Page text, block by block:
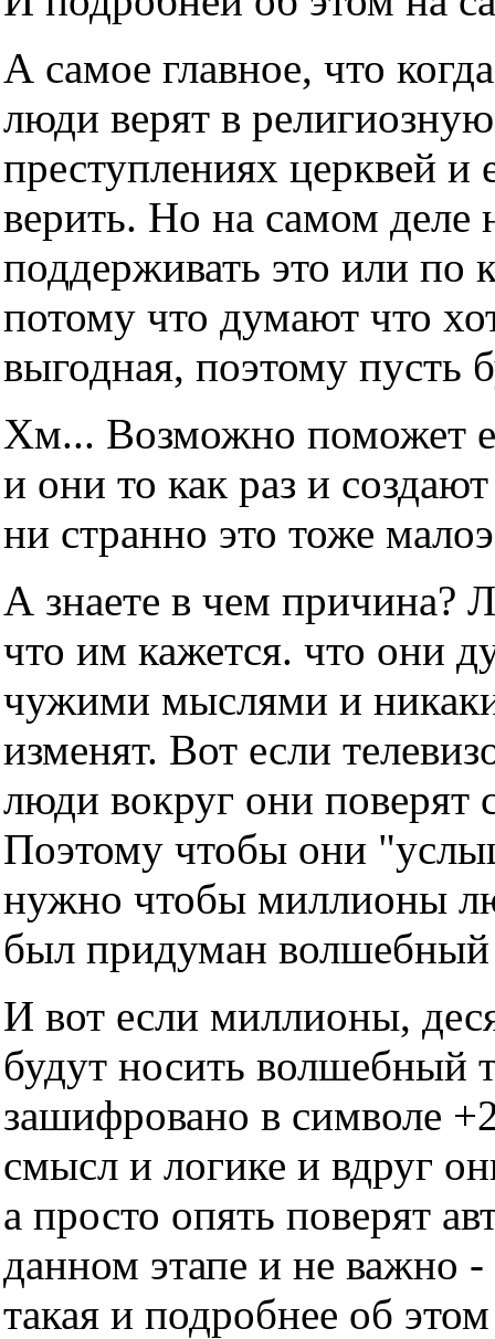
А самое главное, что
люди верят в
преступлениях церквей и
верить. Но на самом деле
поддерживать это или по
потому что думают что
выгодная, поэтому пусть
Хм... Возможно поможет
и они то как раз и
ни странно это тоже
А знаете в чем причина?
что им кажется. что они
чужими мыслями и
изменят. Вот если
люди вокруг они поверят
Поэтому чтобы они
нужно чтобы миллионы
был придуман волшебный
И вот если миллионы,
будут носить волшебный
зашифровано в символе
смысл и логике и вдруг
а просто опять поверят
данном этапе и не важно
такая и подробнее об